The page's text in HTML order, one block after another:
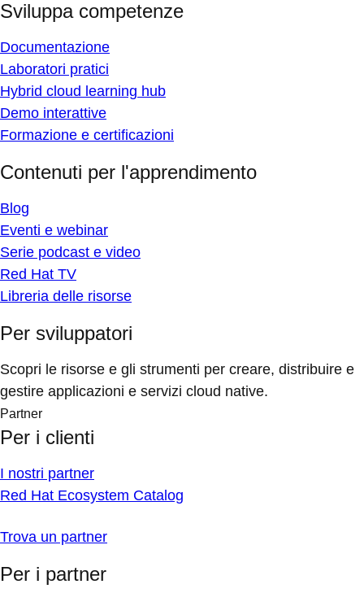
Sviluppa competenze
Documentazione
Laboratori pratici
Hybrid cloud learning hub
Demo interattive
Formazione e certificazioni
Contenuti per l'apprendimento
Blog
Eventi e webinar
Serie podcast e video
Red Hat TV
Libreria delle risorse
Per sviluppatori
Scopri le risorse e gli strumenti per creare, distribuire e
gestire applicazioni e servizi cloud native.
Partner
Per i clienti
I nostri partner
Red Hat Ecosystem Catalog
Trova un partner
Per i partner